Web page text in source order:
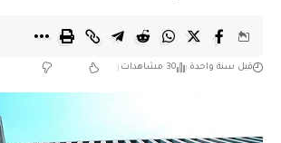
قبل سنة واحدة 30 مشاهدات